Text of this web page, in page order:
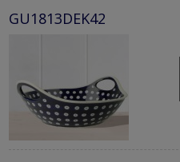
GU1813DEK42